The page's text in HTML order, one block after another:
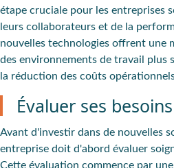
étape cruciale pour les entreprises
leurs collaborateurs et de la
nouvelles technologies offrent une
des environnements de travail plus
la réduction des coûts
Évaluer ses besoins
Avant d'investir dans de nouvelles
entreprise doit d'abord évaluer
Cette évaluation commence par